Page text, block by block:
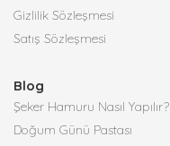
Gizlilik Sözleşmesi
Satış Sözleşmesi
Blog
Şeker Hamuru Nasıl Yapılır?
Doğum Günü Pastası